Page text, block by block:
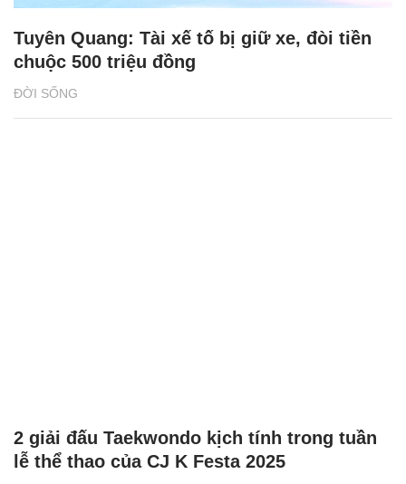
ĐỜI SỐNG
Tuyên Quang: Tài xế tố bị giữ xe, đòi tiền
chuộc 500 triệu đồng
2 giải đấu Taekwondo kịch tính trong tuần
lễ thể thao của CJ K Festa 2025